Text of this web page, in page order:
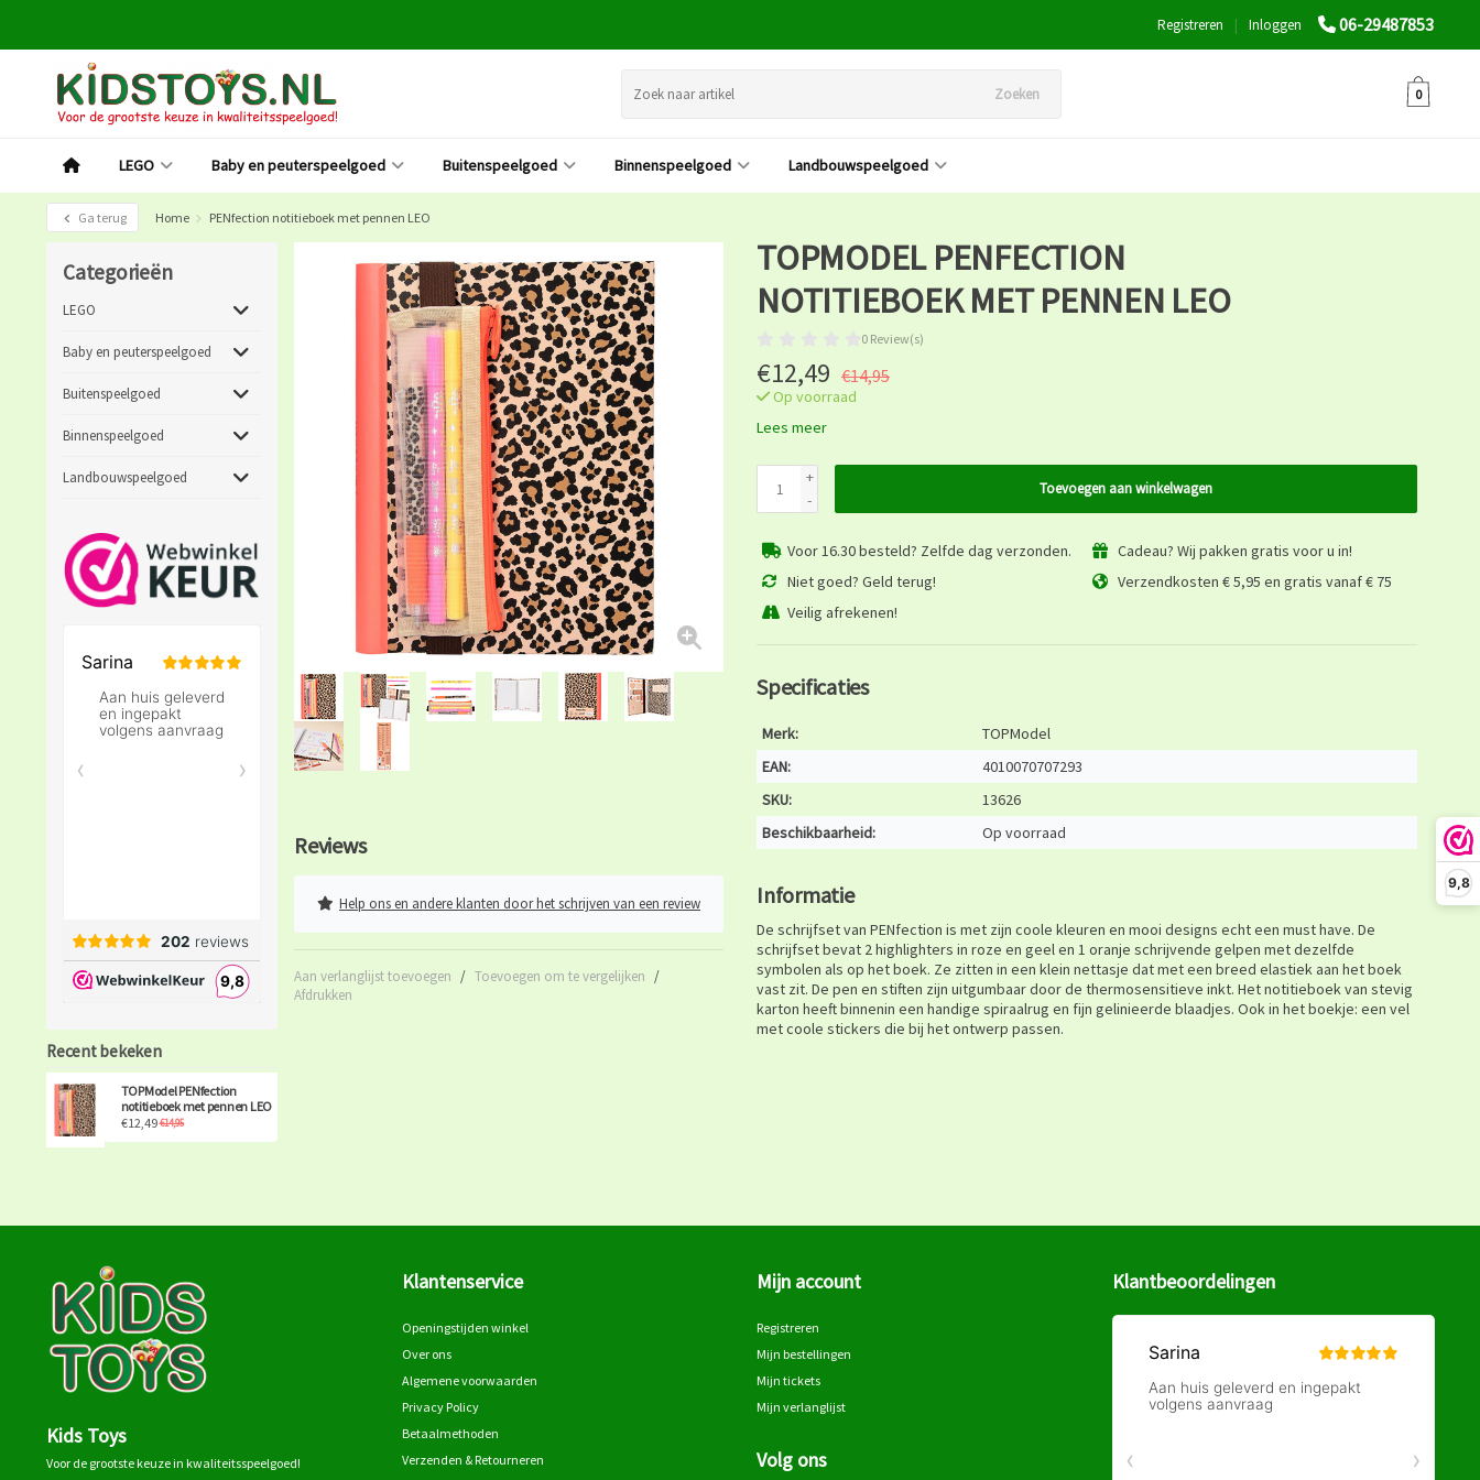
9,8
06-29487853
Inloggen
|
Registreren
Zoeken 0
LEGO Baby en peuterspeelgoed Buitenspeelgoed Binnenspeelgoed Landbouwspeelgoed
Ga terug Home PENfection notitieboek met pennen LEO
Categorieën
LEGO
Baby en peuterspeelgoed
Buitenspeelgoed
Binnenspeelgoed
Landbouwspeelgoed
Recent bekeken
TOPModel PENfection
notitieboek met pennen LEO
€12,49€14,95
Reviews
Help ons en andere klanten door het schrijven van een review
Aan verlanglijst toevoegen / Toevoegen om te vergelijken /
Afdrukken
TOPMODEL PENFECTION
NOTITIEBOEK MET PENNEN LEO
0 Review(s)
€12,49 €14,95
Op voorraad
Lees meer
+
-
Toevoegen aan winkelwagen
Voor 16.30 besteld? Zelfde dag verzonden.
Cadeau? Wij pakken gratis voor u in!
Niet goed? Geld terug!
Verzendkosten € 5,95 en gratis vanaf € 75
Veilig afrekenen!
Specificaties
Merk:
TOPModel
EAN:
4010070707293
SKU:
13626
Beschikbaarheid:
Op voorraad
Informatie
De schrijfset van PENfection is met zijn coole kleuren en mooi designs echt een must have. De
schrijfset bevat 2 highlighters in roze en geel en 1 oranje schrijvende gelpen met dezelfde
symbolen als op het boek. Ze zitten in een klein nettasje dat met een breed elastiek aan het boek
vast zit. De pen en stiften zijn uitgumbaar door de thermosensitieve inkt. Het notitieboek van stevig
karton heeft binnenin een handige spiraalrug en fijn gelinieerde blaadjes. Ook in het boekje: een vel
met coole stickers die bij het ontwerp passen.
Kids Toys
Voor de grootste keuze in kwaliteitsspeelgoed!
Klantenservice
Openingstijden winkel
Over ons
Algemene voorwaarden
Privacy Policy
Betaalmethoden
Verzenden & Retourneren
Mijn account
Registreren
Mijn bestellingen
Mijn tickets
Mijn verlanglijst
Volg ons
Klantbeoordelingen